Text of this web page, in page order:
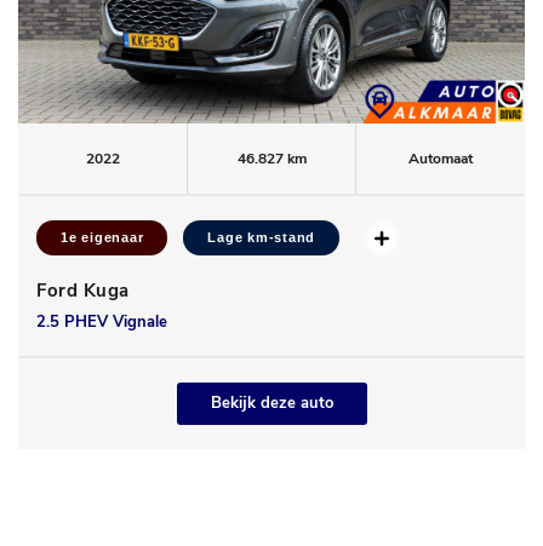
2022 46.827 km Automaat
1e eigenaar Lage km-stand
Ford Kuga
2.5 PHEV Vignale
Bekijk deze auto